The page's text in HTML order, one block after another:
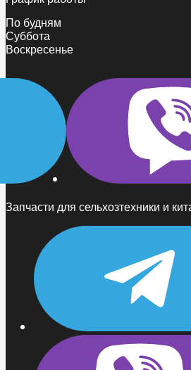
Запчасти для сельхозтехники и
По будням
Суббота
Воскресенье